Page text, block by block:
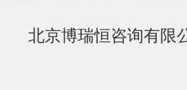
北京博瑞恒咨询有限